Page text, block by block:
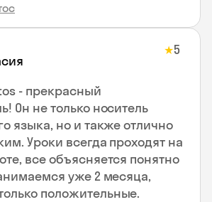
★5
- прекрасный
Он не только носитель
языка, но и также отлично
Уроки всегда проходят на
все объясняется понятно
уже 2 месяца,
положительные.